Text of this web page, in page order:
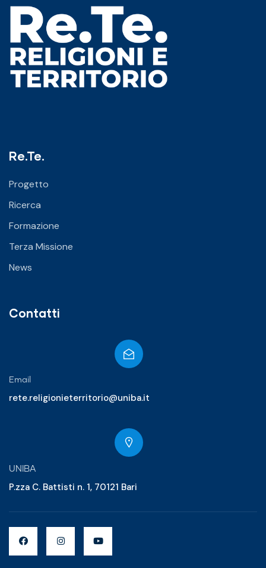
Re.Te.
Progetto
Ricerca
Formazione
Terza Missione
News
Contatti
Email
rete.religionieterritorio@uniba.it
UNIBA
P.zza C. Battisti n. 1, 70121 Bari